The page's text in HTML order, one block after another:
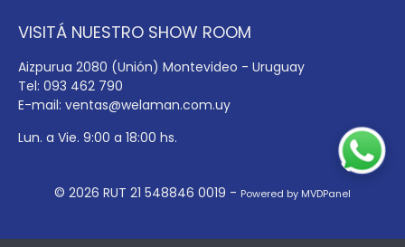
VISITÁ NUESTRO SHOW ROOM
Aizpurua 2080 (Unión) Montevideo - Uruguay
Tel: 093 462 790
E-mail: ventas@welaman.com.uy
Lun. a Vie. 9:00 a 18:00 hs.
© 2026 RUT 21 548846 0019 - Powered by MVDPanel